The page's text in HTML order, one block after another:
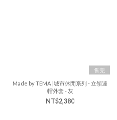
售完
Made by TEMA |城市休閒系列 - 立領連
帽外套 - 灰
NT$2,380